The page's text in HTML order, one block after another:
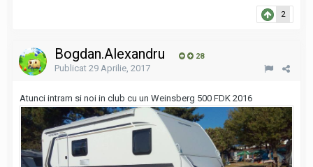
2
Bogdan.Alexandru 28
Publicat 29 Aprilie, 2017
Atunci intram si noi in club cu un Weinsberg 500 FDK 2016